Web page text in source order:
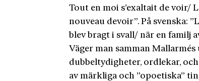
Tout en moi s’exaltait de voir/
nouveau devoir”. På svenska:
blev bragt i svall/ när en familj
Väger man samman
dubbeltydigheter, ordlekar,
av märkliga och ”opoetiska”